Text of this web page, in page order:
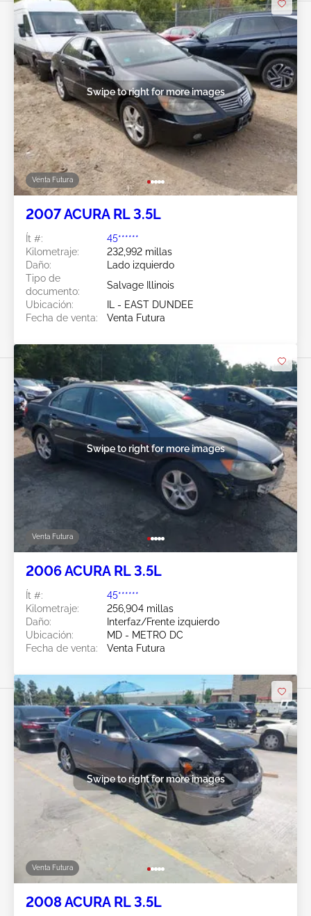
Venta Futura
Swipe to right for more images
2007 ACURA RL 3.5L
Ít #:
45******
Kilometraje:
232,992 millas
Daño:
Lado izquierdo
Tipo de
documento:
Salvage Illinois
Ubicación:
IL - EAST DUNDEE
Fecha de venta:
Venta Futura
Venta Futura
Swipe to right for more images
2006 ACURA RL 3.5L
Ít #:
45******
Kilometraje:
256,904 millas
Daño:
Interfaz/Frente izquierdo
Ubicación:
MD - METRO DC
Fecha de venta:
Venta Futura
Venta Futura
Swipe to right for more images
2008 ACURA RL 3.5L